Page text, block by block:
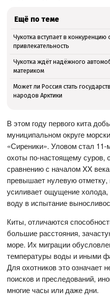
Ещё по теме
Чукотка вступает в конкуренцию
привлекательность
Чукотка ждёт надёжного
материком
Может ли Россия стать
народов Арктики
В этом году первого кита
муниципальном округе
«Сиреники». Уловом стал
охоты по-настоящему суров,
сравнению с началом XX
превышает нулевую отметку,
усиливает ощущение
воду в испытание
Киты, отличаются
большие расстояния,
море. Их миграции
температуры воды и иными
Для охотников это означает
поисков и преследований,
многие часы или даже дни.